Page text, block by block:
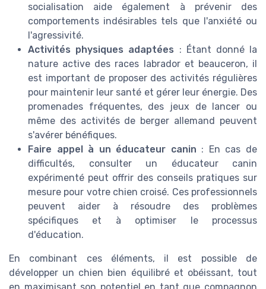
socialisation aide également à prévenir des
comportements indésirables tels que l'anxiété ou
l'agressivité.
Activités physiques adaptées : Étant donné la
nature active des races labrador et beauceron, il
est important de proposer des activités régulières
pour maintenir leur santé et gérer leur énergie. Des
promenades fréquentes, des jeux de lancer ou
même des activités de berger allemand peuvent
s'avérer bénéfiques.
Faire appel à un éducateur canin : En cas de
difficultés, consulter un éducateur canin
expérimenté peut offrir des conseils pratiques sur
mesure pour votre chien croisé. Ces professionnels
peuvent aider à résoudre des problèmes
spécifiques et à optimiser le processus
d'éducation.
En combinant ces éléments, il est possible de
développer un chien bien équilibré et obéissant, tout